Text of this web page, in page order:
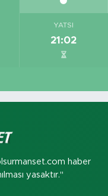
YATSI
21:02
haber
yasaktır."